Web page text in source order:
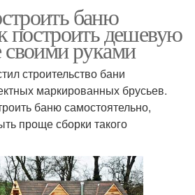
баню
построить дешевую
руками
строительство бани
маркированных брусьев.
баню самостоятельно,
проще сборки такого